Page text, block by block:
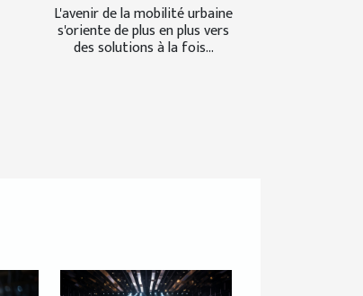
L'avenir de la mobilité urbaine
s'oriente de plus en plus vers
des solutions à la fois...